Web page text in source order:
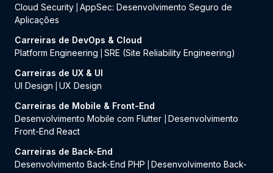
Cloud Security AppSec: Desenvolvimento Seguro de
Aplicações
Carreiras de DevOps & Cloud
Platform Engineering
SRE (Site Reliability Engineering)
Carreiras de UX & UI
UI Design
UX Design
Carreiras de Mobile & Front-End
Desenvolvimento Mobile com Flutter
Desenvolvimento
Front-End React
Carreiras de Back-End
Desenvolvimento Back-End PHP
Desenvolvimento Back-